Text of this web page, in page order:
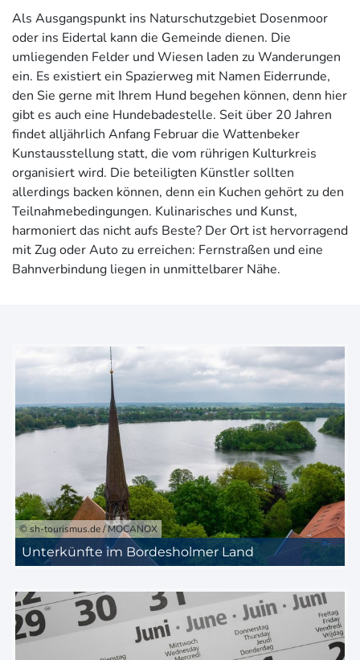
Als Ausgangspunkt ins Naturschutzgebiet Dosenmoor
oder ins Eidertal kann die Gemeinde dienen. Die
umliegenden Felder und Wiesen laden zu Wanderungen
ein. Es existiert ein Spazierweg mit Namen Eiderrunde,
den Sie gerne mit Ihrem Hund begehen können, denn hier
gibt es auch eine Hundebadestelle. Seit über 20 Jahren
findet alljährlich Anfang Februar die Wattenbeker
Kunstausstellung statt, die vom rührigen Kulturkreis
organisiert wird. Die beteiligten Künstler sollten
allerdings backen können, denn ein Kuchen gehört zu den
Teilnahmebedingungen. Kulinarisches und Kunst,
harmoniert das nicht aufs Beste? Der Ort ist hervorragend
mit Zug oder Auto zu erreichen: Fernstraßen und eine
Bahnverbindung liegen in unmittelbarer Nähe.
© sh-tourismus.de / MOCANOX
Unterkünfte im Bordesholmer Land